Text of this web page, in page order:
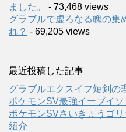
ました。
- 73,468 views
グラブルで虚ろなる魄の集
れ？ - 69,205 views
最近投稿した記事
グラブルエクスイフ短剣の
ポケモンSV最強イーブイ
ポケモンSVさいきょうゴ
紹介